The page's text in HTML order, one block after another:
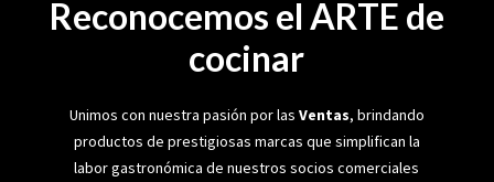
Reconocemos el ARTE de
cocinar
Unimos con nuestra pasión por las Ventas, brindando
productos de prestigiosas marcas que simplifican la
labor gastronómica de nuestros socios comerciales